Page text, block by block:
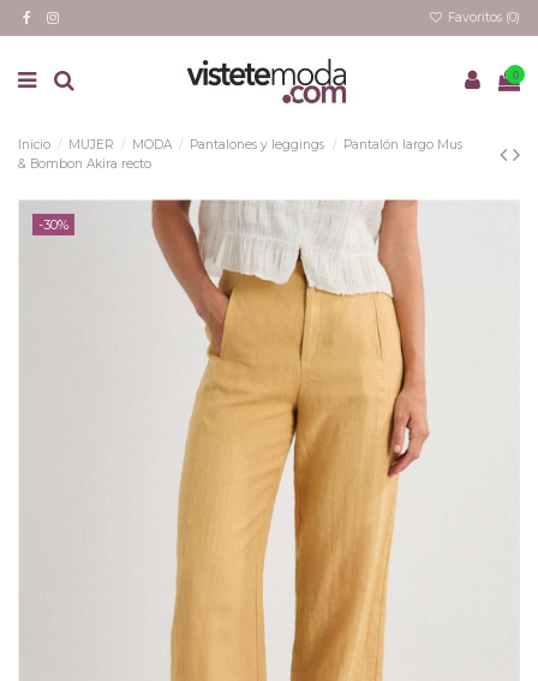
Favoritos (0)
0
Inicio MUJER MODA Pantalones y leggings
Pantalón largo Mus
& Bombon Akira recto
-30%